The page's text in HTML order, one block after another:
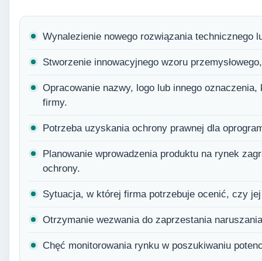
Wynalezienie nowego rozwiązania technicznego
Stworzenie innowacyjnego wzoru
Opracowanie nazwy, logo lub innego
firmy.
Potrzeba uzyskania ochrony prawnej dla
Planowanie wprowadzenia produktu na rynek
ochrony.
Sytuacja, w której firma potrzebuje ocenić, czy
Otrzymanie wezwania do zaprzestania
Chęć monitorowania rynku w poszukiwaniu